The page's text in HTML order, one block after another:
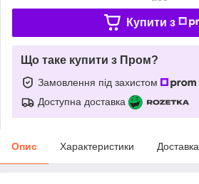
Купити з
Що таке купити з Пром?
Замовлення під захистом
Доступна доставка
Опис Характеристики Доставка